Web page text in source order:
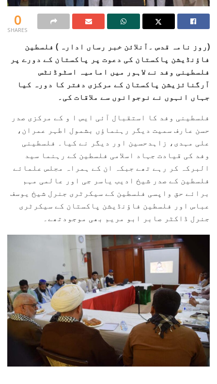
0
SHARES
(روز نامہ قدس ۔آنلائن خبر رساں ادارہ ) فلسطین
فاؤنڈیشن پاکستان کی دعوت پر پاکستان کے دورے پر
فلسطینی وفد نے لاہور میں امامیہ اسٹوڈنٹس
آرگنائزیشن پاکستان کے مرکزی دفتر کا دورہ کیا
جہاں انہوں نے نوجوانوں سے ملاقات کی۔
فلسطینی وفد کا استقبال آئی ایس ا و کے مرکزی صدر
حسن عارف سمیت دیگر رہنماؤں بشمول اطہر عمران،
علی مہدی، زاہدحسین اور دیگر نے کیا۔ فلسطینی
وفد کی قیادت جہاد اسلامی فلسطین کے رہنما سید
البرکہ کر رہے تھے جبکہ ان کے ہمراہ مجلس علمائے
فلسطین کے صدر شیخ ادیب یاسر جی اور عالمی مہم
برائے حق واپسی فلسطین کے سیکرٹری جنرل شیخ یوسف
عباس اور فلسطین فاؤنڈیشن پاکستان کے سیکرٹری
جنرل ڈاکٹر صابر ابو مریم بھی موجودتھے۔